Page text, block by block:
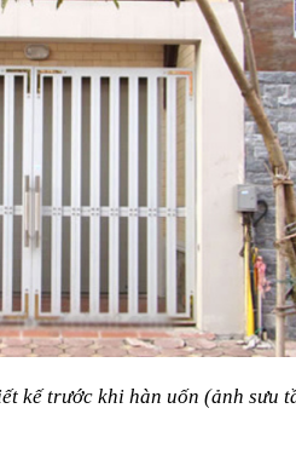
kế trước khi hàn uốn (ảnh sưu